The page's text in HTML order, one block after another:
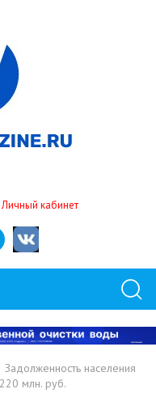
Личный кабинет
Задолженность населения
млн. руб.